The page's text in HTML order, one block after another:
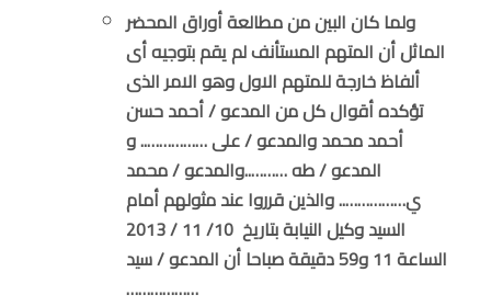
ولما كان البين من مطالعة أوراق المحضر
الماثل أن المتهم المستأنف لم يقم بتوجيه أى
ألفاظ خارجة للمتهم الاول وهو الامر الذى
تؤكده أقوال كل من المدعو / أحمد حسن
أحمد محمد والمدعو / على …………….. و
المدعو / طه ………..والمدعو / محمد
ي…………….. والذين قرروا عند مثولهم أمام
السيد وكيل النيابة بتاريخ 10/ 11 / 2013
الساعة 11 و59 دقيقة صباحا أن المدعو / سيد
………………